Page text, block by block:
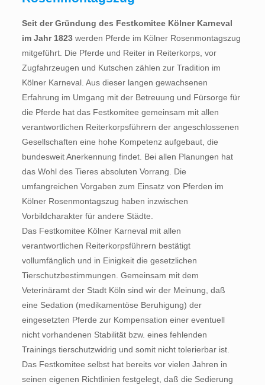
Seit der Gründung des Festkomitee Kölner Karneval
im Jahr 1823werden Pferde im Kölner Rosenmontagszug
mitgeführt. Die Pferde und Reiter in Reiterkorps, vor
Zugfahrzeugen und Kutschen zählen zur Tradition im
Kölner Karneval. Aus dieser langen gewachsenen
Erfahrung im Umgang mit der Betreuung und Fürsorge für
die Pferde hat das Festkomitee gemeinsam mit allen
verantwortlichen Reiterkorpsführern der angeschlossenen
Gesellschaften eine hohe Kompetenz aufgebaut, die
bundesweit Anerkennung findet. Bei allen Planungen hat
das Wohl des Tieres absoluten Vorrang. Die
umfangreichen Vorgaben zum Einsatz von Pferden im
Kölner Rosenmontagszug haben inzwischen
Vorbildcharakter für andere Städte.
Das Festkomitee Kölner Karneval mit allen
verantwortlichen Reiterkorpsführern bestätigt
vollumfänglich und in Einigkeit die gesetzlichen
Tierschutzbestimmungen. Gemeinsam mit dem
Veterinäramt der Stadt Köln sind wir der Meinung, daß
eine Sedation (medikamentöse Beruhigung) der
eingesetzten Pferde zur Kompensation einer eventuell
nicht vorhandenen Stabilität bzw. eines fehlenden
Trainings tierschutzwidrig und somit nicht tolerierbar ist.
Das Festkomitee selbst hat bereits vor vielen Jahren in
seinen eigenen Richtlinien festgelegt, daß die Sedierung